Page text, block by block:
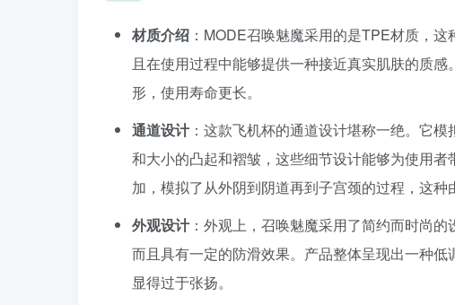
材质介绍 ：MODE召唤魅魔采用的是TPE材质，
且在使用过程中能够提供一种接近真实肌肤的质
形，使用寿命更长。
通道设计：这款飞机杯的通道设计堪称一绝。它
和大小的凸起和褶皱，这些细节设计能够为使用
加，模拟了从外阴到阴道再到子宫颈的过程，这种
外观设计：外观上，召唤魅魔采用了简约而时尚
而且具有一定的防滑效果。产品整体呈现出一种
显得过于张扬。